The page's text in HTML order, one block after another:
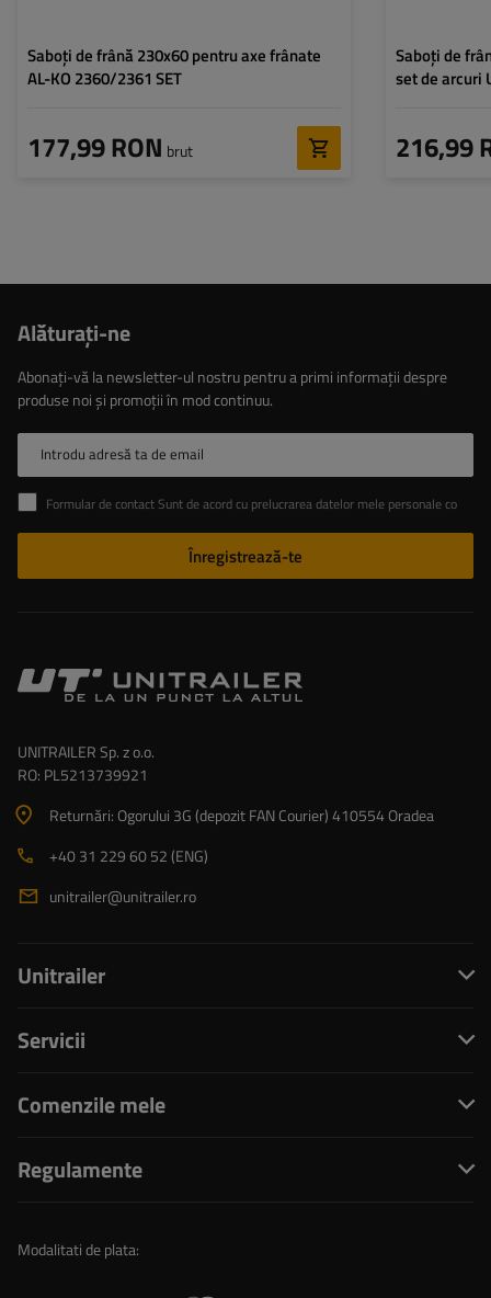
Saboți de frână 230x60 pentru axe frânate
AL-KO 2360/2361 SET
177,99 RON brut
Saboți de
set de arcuri
216,99
Alăturaţi-ne
Abonați-vă la newsletter-ul nostru pentru a primi informații despre
produse noi și promoții în mod continuu.
Introdu adresă ta de email
Formular de contact Sunt de acord cu prelucrarea datelor mele personale conținute în formularul de contact în conformitate cu Regulamentul Parlamentului European și al Consiliului (UE)
Înregistrează-te
UNITRAILER Sp. z o.o.
RO: PL5213739921
Returnări: Ogorului 3G (depozit FAN Courier) 410554 Oradea
+40 31 229 60 52 (ENG)
unitrailer@unitrailer.ro
Unitrailer
Servicii
Comenzile mele
Regulamente
Modalitati de plata: